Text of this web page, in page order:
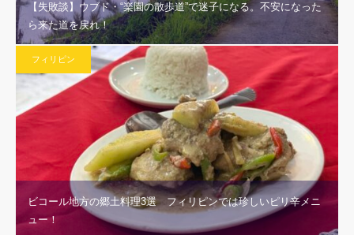
【失敗談】ウブド・“楽園の散歩道”で迷子になる。不安になった
ら来た道を戻れ！
フィリピン
ビコール地方の郷土料理3選 フィリピンでは珍しいピリ辛メニ
ュー！